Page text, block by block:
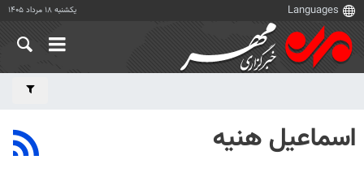
یکشنبه ۱۸ مرداد ۱۴۰۵
اسماعیل هنیه